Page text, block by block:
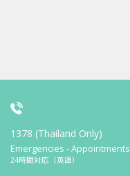
1378 (Thailand Only)
Emergencies -
24時間対応（英語）